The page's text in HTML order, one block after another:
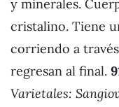
y minerales.
cristalino. Tiene
corriendo a
regresan al final.
Varietales: